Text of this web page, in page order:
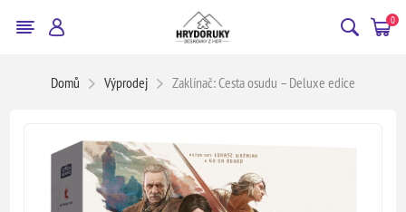
0
Domů Výprodej Zaklínač: Cesta osudu – Deluxe edice